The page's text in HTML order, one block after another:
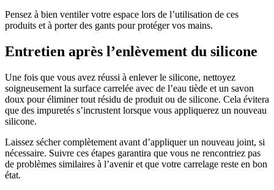
Pensez à bien ventiler votre espace lors de l’utilisation de ces
produits et à porter des gants pour protéger vos mains.
Entretien après l’enlèvement du silicone
Une fois que vous avez réussi à enlever le silicone, nettoyez
soigneusement la surface carrelée avec de l’eau tiède et un savon
doux pour éliminer tout résidu de produit ou de silicone. Cela évitera
que des impuretés s’incrustent lorsque vous appliquerez un nouveau
silicone.
Laissez sécher complètement avant d’appliquer un nouveau joint, si
nécessaire. Suivre ces étapes garantira que vous ne rencontriez pas
de problèmes similaires à l’avenir et que votre carrelage reste en bon
état.